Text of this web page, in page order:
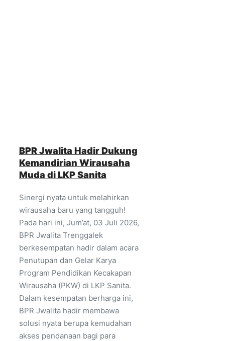
BPR Jwalita Hadir Dukung
Kemandirian Wirausaha
Muda di LKP Sanita
Sinergi nyata untuk melahirkan
wirausaha baru yang tangguh!
Pada hari ini, Jum’at, 03 Juli 2026,
BPR Jwalita Trenggalek
berkesempatan hadir dalam acara
Penutupan dan Gelar Karya
Program Pendidikan Kecakapan
Wirausaha (PKW) di LKP Sanita.
Dalam kesempatan berharga ini,
BPR Jwalita hadir membawa
solusi nyata berupa kemudahan
akses pendanaan bagi para